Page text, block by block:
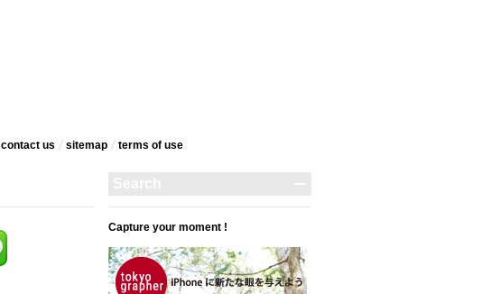
contact us sitemap terms‎ of use
Capture your moment !